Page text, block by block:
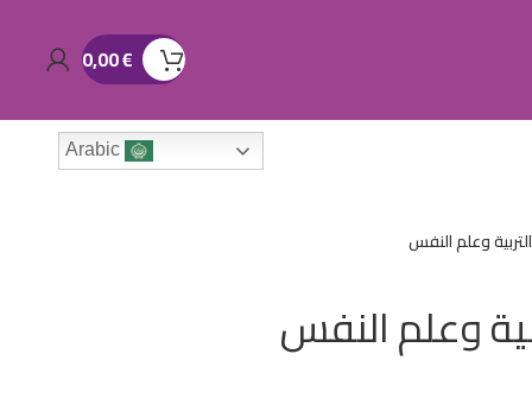
0,00€
Arabic
وعلم النفس
وعلم النفس